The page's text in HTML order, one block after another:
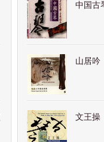
中国古
山居吟
文王操